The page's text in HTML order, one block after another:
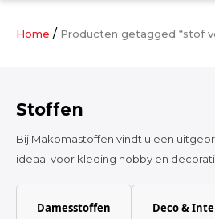
Damesstoffen
Home / Producten getagged “stof
Stoffen
Bij Makomastoffen vindt u een
ideaal voor kleding hobby en
Damesstoffen Deco &